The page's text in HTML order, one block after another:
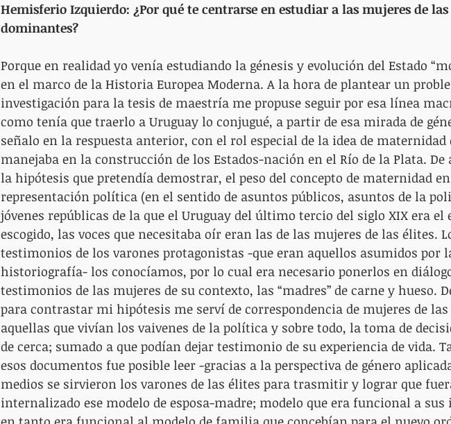
Hemisferio Izquierdo: ¿Por qué te centrarse en estudiar a las mujeres de las
dominantes?
Porque en realidad yo venía estudiando la génesis y evolución del Estado
en el marco de la Historia Europea Moderna. A la hora de plantear un
investigación para la tesis de maestría me propuse seguir por esa línea
como tenía que traerlo a Uruguay lo conjugué, a partir de esa mirada de
señalo en la respuesta anterior, con el rol especial de la idea de maternidad
manejaba en la construcción de los Estados-nación en el Río de la Plata. De
la hipótesis que pretendía demostrar, el peso del concepto de maternidad
representación política (en el sentido de asuntos públicos, asuntos de la
jóvenes repúblicas de la que el Uruguay del último tercio del siglo XIX era el
escogido, las voces que necesitaba oír eran las de las mujeres de las élites.
testimonios de los varones protagonistas -que eran aquellos asumidos por
historiografía- los conocíamos, por lo cual era necesario ponerlos en
testimonios de las mujeres de su contexto, las “madres” de carne y hueso.
para contrastar mi hipótesis me serví de correspondencia de mujeres de
aquellas que vivían los vaivenes de la política y sobre todo, la toma de
de cerca; sumado a que podían dejar testimonio de su experiencia de vida.
esos documentos fue posible leer -gracias a la perspectiva de género
medios se sirvieron los varones de las élites para trasmitir y lograr que
internalizado ese modelo de esposa-madre; modelo que era funcional a sus